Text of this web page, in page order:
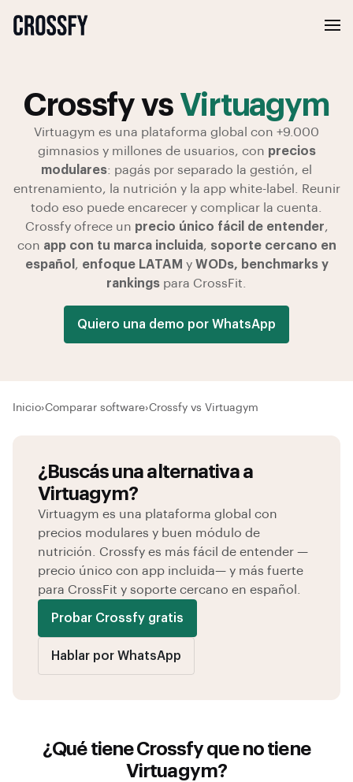
Crossfy vs Virtuagym
Virtuagym es una plataforma global con +9.000
gimnasios y millones de usuarios, con precios
modulares: pagás por separado la gestión, el
entrenamiento, la nutrición y la app white-label. Reunir
todo eso puede encarecer y complicar la cuenta.
Crossfy ofrece un precio único fácil de entender,
con app con tu marca incluida, soporte cercano en
español , enfoque LATAM y WODs, benchmarks y
rankings para CrossFit.
Quiero una demo por WhatsApp
Inicio›Comparar software›Crossfy vs Virtuagym
¿Buscás una alternativa a
Virtuagym?
Virtuagym es una plataforma global con
precios modulares y buen módulo de
nutrición. Crossfy es más fácil de entender —
precio único con app incluida— y más fuerte
para CrossFit y soporte cercano en español.
Probar Crossfy gratis
Hablar por WhatsApp
¿Qué tiene Crossfy que no tiene
Virtuagym?